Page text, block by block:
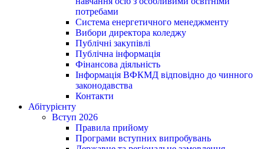
потребами
Система енергетичного менеджменту
Вибори директора коледжу
Публічні закупівлі
Публічна інформація
Фінансова діяльність
Інформація ВФКМД відповідно до чинного
законодавства
Контакти
Абітурієнту
Вступ 2026
Правила прийому
Програми вступних випробувань